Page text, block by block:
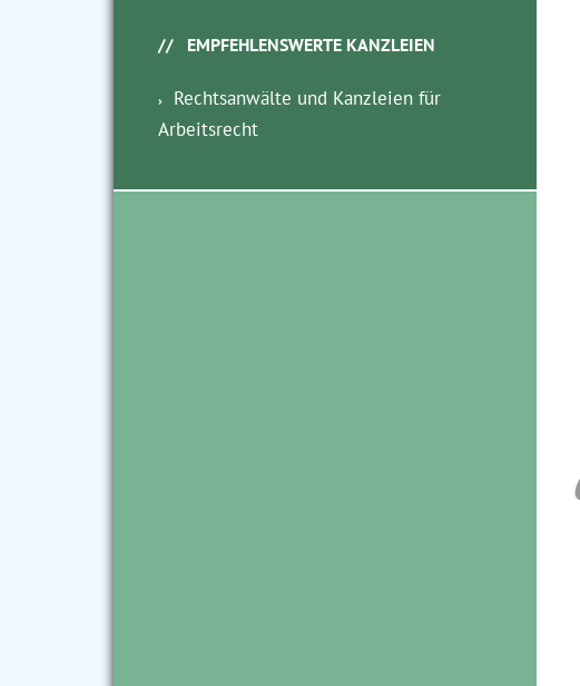
EMPFEHLENSWERTE KANZLEIEN
Rechtsanwälte und Kanzleien für
Arbeitsrecht